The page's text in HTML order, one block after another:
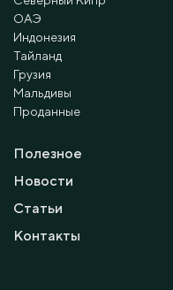
ОАЭ
Индонезия
Тайланд
Грузия
Мальдивы
Проданные
Полезное
Новости
Статьи
Контакты